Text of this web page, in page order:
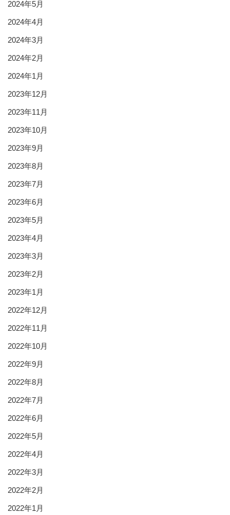
2024年5月
2024年4月
2024年3月
2024年2月
2024年1月
2023年12月
2023年11月
2023年10月
2023年9月
2023年8月
2023年7月
2023年6月
2023年5月
2023年4月
2023年3月
2023年2月
2023年1月
2022年12月
2022年11月
2022年10月
2022年9月
2022年8月
2022年7月
2022年6月
2022年5月
2022年4月
2022年3月
2022年2月
2022年1月